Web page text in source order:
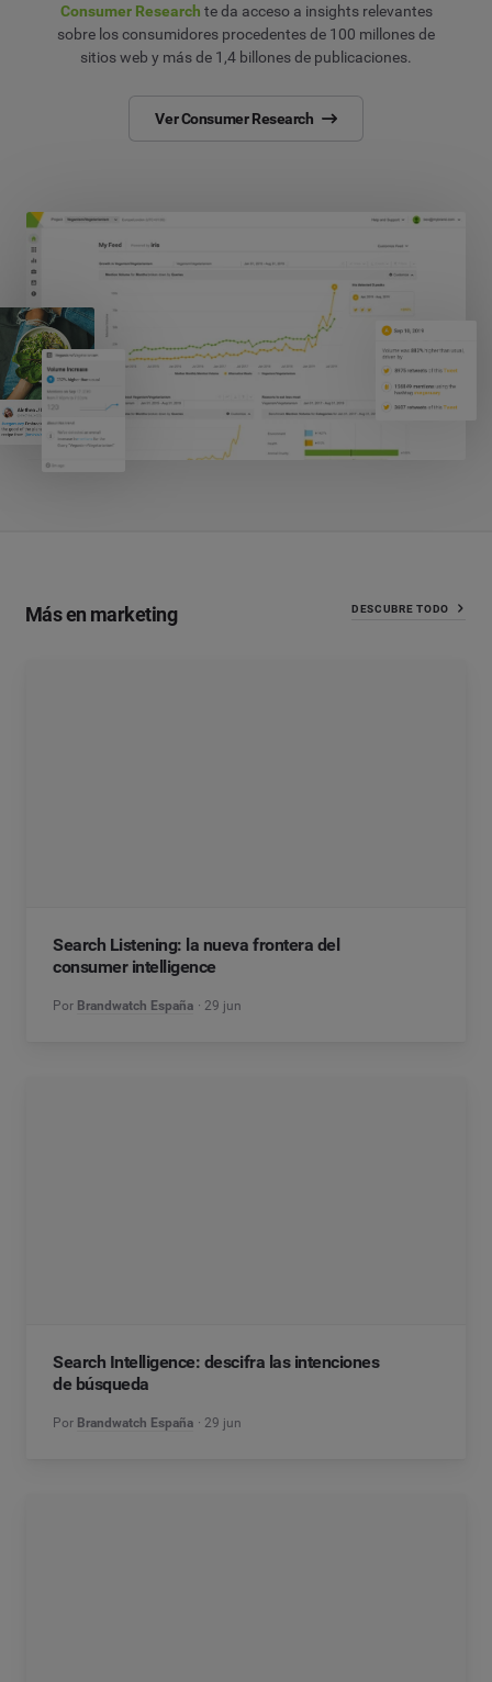
Consumer Research te da acceso a insights relevantes
sobre los consumidores procedentes de 100 millones de
sitios web y más de 1,4 billones de publicaciones.
Ver Consumer Research
Más en marketing DESCUBRE TODO
Search Listening: la nueva frontera del
consumer intelligence
Por Brandwatch España 29 jun
Search Intelligence: descifra las intenciones
de búsqueda
Por Brandwatch España 29 jun